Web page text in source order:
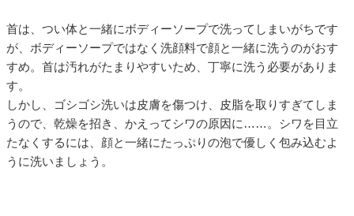
首は、つい体と一緒にボディーソープで洗ってしまいがちです
が、ボディーソープではなく洗顔料で顔と一緒に洗うのがおす
すめ。首は汚れがたまりやすいため、丁寧に洗う必要がありま
す。
しかし、ゴシゴシ洗いは皮膚を傷つけ、皮脂を取りすぎてしま
うので、乾燥を招き、かえってシワの原因に……。シワを目立
たなくするには、顔と一緒にたっぷりの泡で優しく包み込むよ
うに洗いましょう。